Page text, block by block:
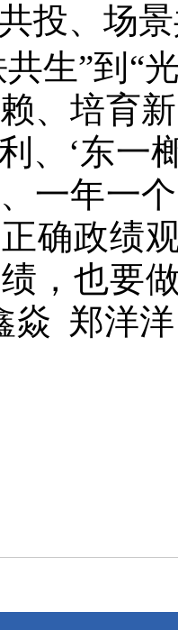
投、场
共生”到“
、培育
、‘东一
一年一
确政绩
，也要
焱 郑洋